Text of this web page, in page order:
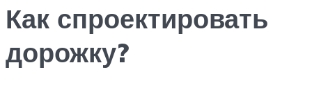
Как спроектировать
дорожку?